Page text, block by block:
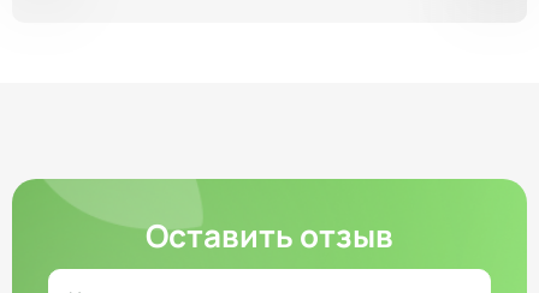
Оставить отзыв